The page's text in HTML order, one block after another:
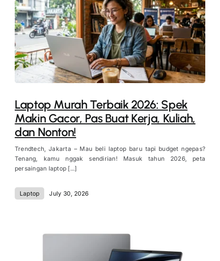
Laptop Murah Terbaik 2026: Spek
Makin Gacor, Pas Buat Kerja, Kuliah,
dan Nonton!
Trendtech, Jakarta – Mau beli laptop baru tapi budget ngepas?
Tenang, kamu nggak sendirian! Masuk tahun 2026, peta
persaingan laptop [...]
Laptop July 30, 2026